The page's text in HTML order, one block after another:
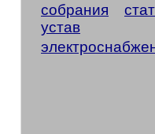
собрания
устав